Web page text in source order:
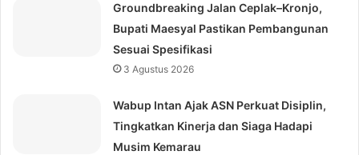
Groundbreaking Jalan Ceplak–Kronjo,
Bupati Maesyal Pastikan Pembangunan
Sesuai Spesifikasi
3 Agustus 2026
Wabup Intan Ajak ASN Perkuat Disiplin,
Tingkatkan Kinerja dan Siaga Hadapi
Musim Kemarau